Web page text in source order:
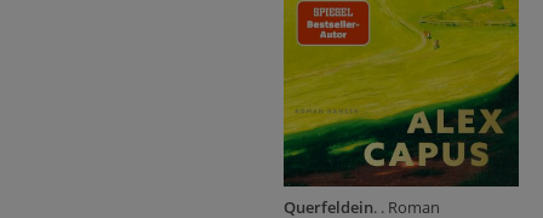
Querfeldein. . Roman